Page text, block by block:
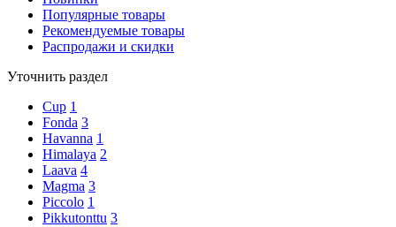
Популярные товары
Рекомендуемые товары
Распродажи и скидки
Уточнить раздел
Cup 1
Fonda 3
Havanna 1
Himalaya 2
Laava 4
Magma 3
Piccolo 1
Pikkutonttu 3